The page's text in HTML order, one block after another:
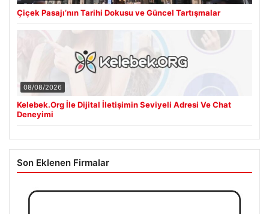
Çiçek Pasajı’nın Tarihi Dokusu ve Güncel Tartışmalar
08/08/2026
Kelebek.Org İle Dijital İletişimin Seviyeli Adresi Ve Chat
Deneyimi
Son Eklenen Firmalar